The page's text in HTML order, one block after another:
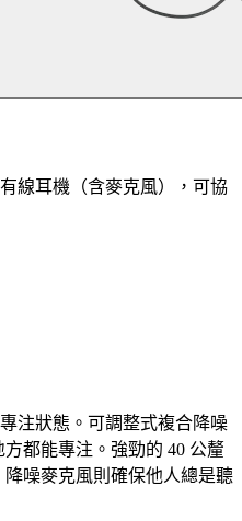
線耳機（含麥克風），可協
注狀態。可調整式複合降噪
都能專注。強勁的 40 公釐
噪麥克風則確保他人總是聽